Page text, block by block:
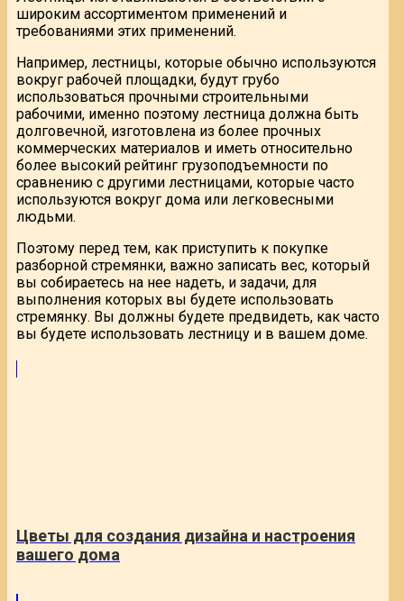
широким ассортиментом применений и
требованиями этих применений.
Например, лестницы, которые обычно используются
вокруг рабочей площадки, будут грубо
использоваться прочными строительными
рабочими, именно поэтому лестница должна быть
долговечной, изготовлена из более прочных
коммерческих материалов и иметь относительно
более высокий рейтинг грузоподъемности по
сравнению с другими лестницами, которые часто
используются вокруг дома или легковесными
людьми.
Поэтому перед тем, как приступить к покупке
разборной стремянки, важно записать вес, который
вы собираетесь на нее надеть, и задачи, для
выполнения которых вы будете использовать
стремянку. Вы должны будете предвидеть, как часто
вы будете использовать лестницу и в вашем доме.
Цветы для создания дизайна и настроения
вашего дома